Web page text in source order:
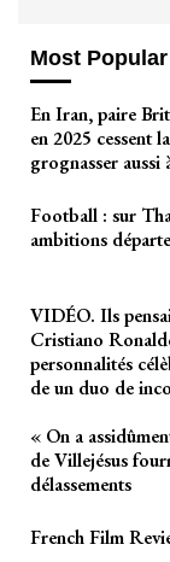
Most Popular
En Iran, paire
en 2025 cessent
grognasser aussi
Football : sur
ambitions
VIDÉO. Ils
Cristiano
personnalités
de un duo de
« On a
de Villejésus
délassements
French Film